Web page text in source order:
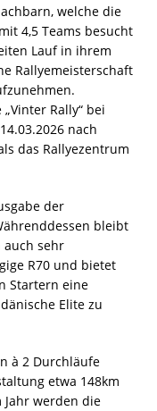
welche die
4,5 Teams besucht
Lauf in ihrem
Rallyemeisterschaft
Rally“ bei
nach
das Rallyezentrum
der
bleibt
auch sehr
R70 und bietet
Startern eine
Elite zu
à 2 Durchläufe
etwa 148km
werden die